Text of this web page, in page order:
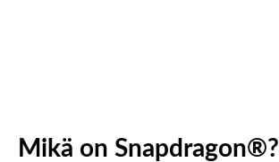
Mikä on Snapdragon®?